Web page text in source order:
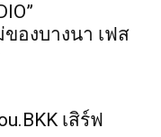
ของบางนา เฟส
เสิร์ฟ